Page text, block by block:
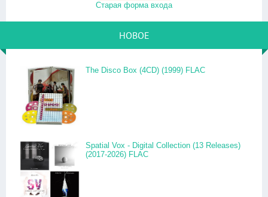
Старая форма входа
НОВОЕ
The Disco Box (4CD) (1999) FLAC
Spatial Vox - Digital Collection (13 Releases)
(2017-2026) FLAC